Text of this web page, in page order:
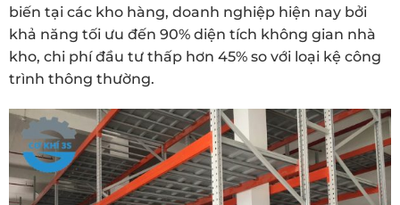
biến tại các kho hàng, doanh nghiệp hiện nay bởi
khả năng tối ưu đến 90% diện tích không gian nhà
kho, chi phí đầu tư thấp hơn 45% so với loại kệ công
trình thông thường.